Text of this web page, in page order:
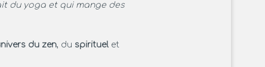
du yoga et qui mange des
du zen, du spirituel et